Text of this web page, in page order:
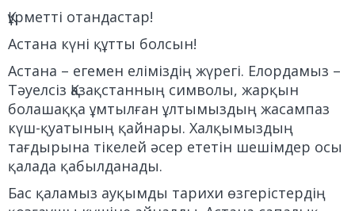
Құрметті отандастар!
Астана күні құтты болсын!
Астана – егемен еліміздің жүрегі. Елордамыз –
Тәуелсіз Қазақстанның символы, жарқын
болашаққа ұмтылған ұлтымыздың жасампаз
күш-қуатының қайнары. Халқымыздың
тағдырына тікелей әсер ететін шешімдер осы
қалада қабылданады.
Бас қаламыз ауқымды тарихи өзгерістердің